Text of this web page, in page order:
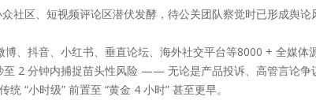
社区、短视频评论区潜伏发酵，待公关团队察觉时已形成舆论
、抖音、小红书、垂直论坛、海外社交平台等8000 + 全媒体
2 分钟内捕捉苗头性风险 —— 无论是产品投诉、高管言论争
“小时级” 前置至 “黄金 4 小时” 甚至更早。